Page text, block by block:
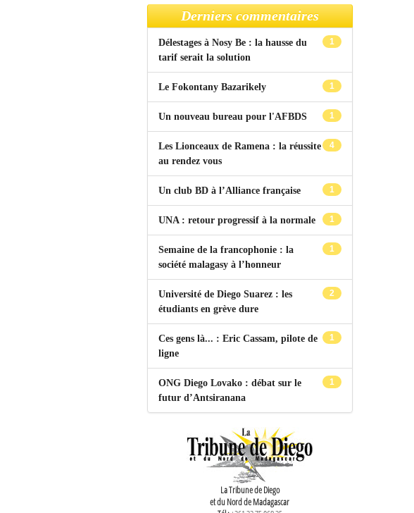
Derniers commentaires
1
Délestages à Nosy Be : la hausse du
tarif serait la solution
1
Le Fokontany Bazarikely
1
Un nouveau bureau pour l'AFBDS
4
Les Lionceaux de Ramena : la réussite
au rendez vous
1
Un club BD à l’Alliance française
1
UNA : retour progressif à la normale
1
Semaine de la francophonie : la
société malagasy à l’honneur
2
Université de Diego Suarez : les
étudiants en grève dure
1
Ces gens là... : Eric Cassam, pilote de
ligne
1
ONG Diego Lovako : débat sur le
futur d’Antsiranana
La Tribune de Diego
et du Nord de Madagascar